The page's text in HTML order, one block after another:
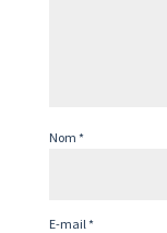
Nom *
E-mail *